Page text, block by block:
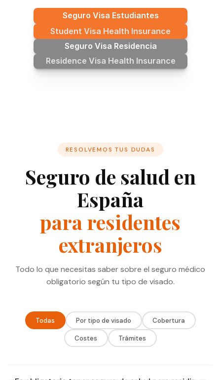
Seguro Visa Estudiantes
Student Visa Health Insurance
Seguro Visa Residencia
Residence Visa Health Insurance